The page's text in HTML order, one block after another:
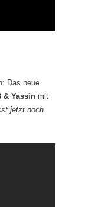
Das neue
& Yassin mit
jetzt noch